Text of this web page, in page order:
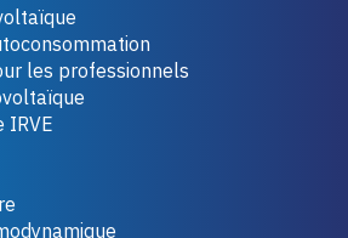
les professionnels
IRVE